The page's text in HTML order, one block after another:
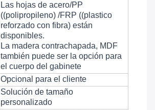
Las hojas de acero/PP
((polipropileno) /FRP ((plastico
reforzado con fibra) están
disponibles.
La madera contrachapada, MDF
también puede ser la opción para
el cuerpo del gabinete
Opcional para el cliente
Solución de tamaño
personalizado